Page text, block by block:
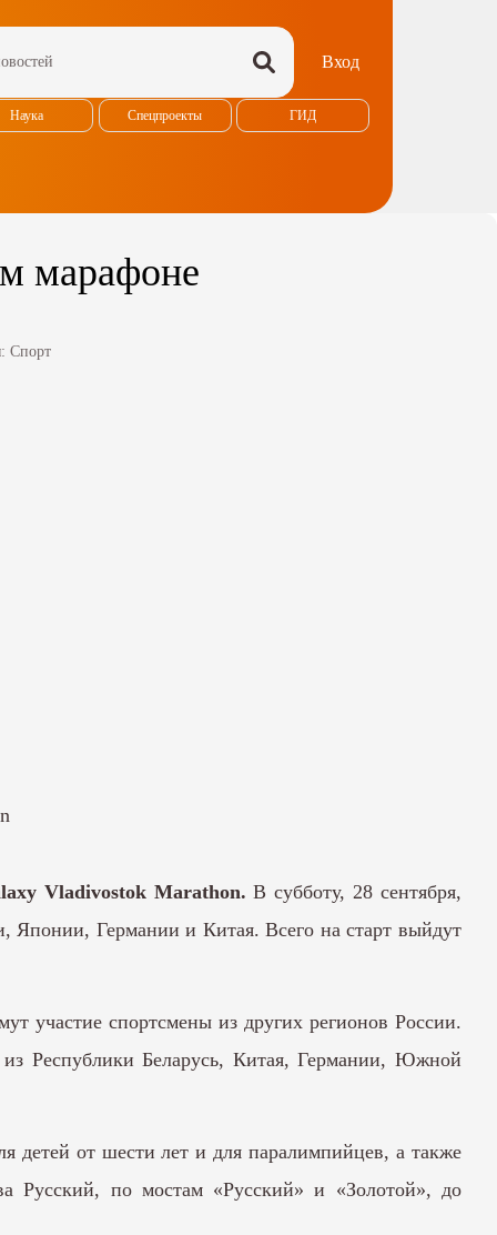
Вход
Наука Спецпроекты ГИД
марафоне
Спорт
Vladivostok Marathon. В субботу, 28 сентября,
Японии, Германии и Китая. Всего на старт выйдут
участие спортсмены из других регионов России.
из Республики Беларусь, Китая, Германии, Южной
детей от шести лет и для паралимпийцев, а также
Русский, по мостам «Русский» и «Золотой», до